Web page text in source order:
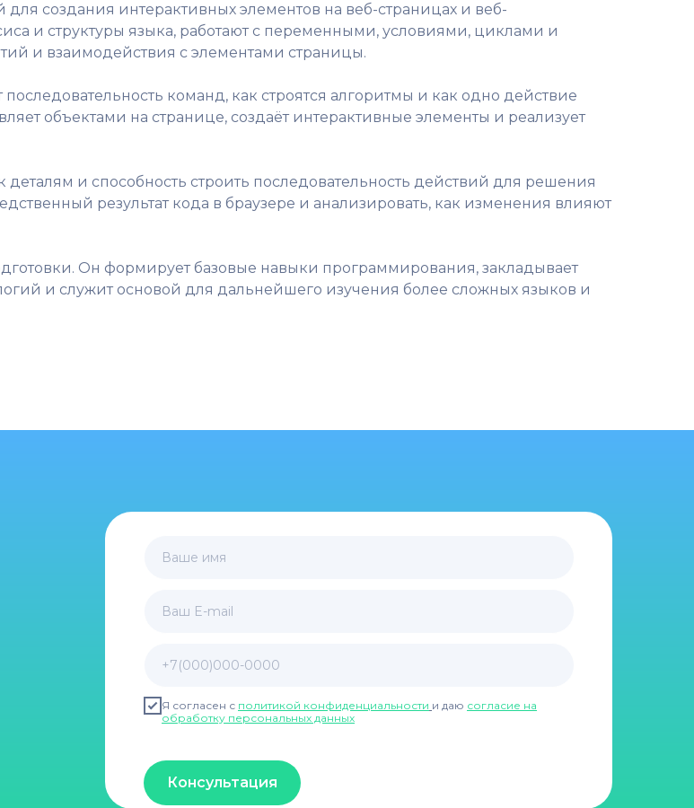
создания интерактивных элементов на веб-страницах и веб-
и структуры языка, работают с переменными, условиями, циклами и
и взаимодействия с элементами страницы.
команд, как строятся алгоритмы и как одно действие
объектами на странице, создаёт интерактивные элементы и реализует
и способность строить последовательность действий для решения
результат кода в браузере и анализировать, как изменения влияют
Он формирует базовые навыки программирования, закладывает
и служит основой для дальнейшего изучения более сложных языков и
Ваше имя
Ваш E-mail
+7(000)000-0000
Я согласен с политикой конфиденциальности и даю согласие на
обработку персональных данных
Консультация